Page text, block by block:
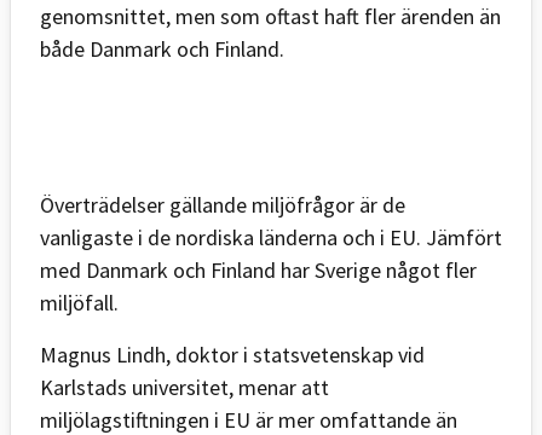
genomsnittet, men som oftast haft fler ärenden än
både Danmark och Finland.
Överträdelser gällande miljöfrågor är de
vanligaste i de nordiska länderna och i EU. Jämfört
med Danmark och Finland har Sverige något fler
miljöfall.
Magnus Lindh, doktor i statsvetenskap vid
Karlstads universitet, menar att
miljölagstiftningen i EU är mer omfattande än